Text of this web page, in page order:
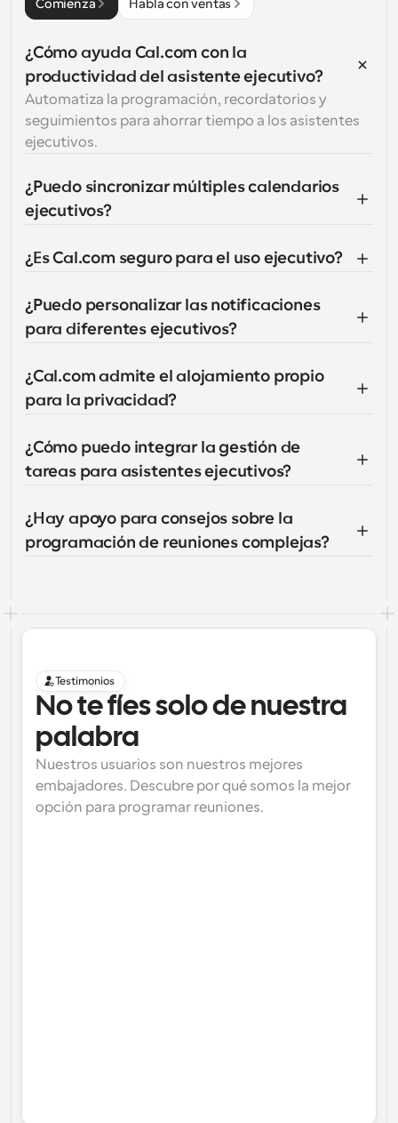
Comienza Habla con ventas
¿Cómo ayuda Cal.com con la
productividad del asistente ejecutivo?
Automatiza la programación, recordatorios y
seguimientos para ahorrar tiempo a los asistentes
ejecutivos.
¿Puedo sincronizar múltiples calendarios
ejecutivos?
¿Es Cal.com seguro para el uso ejecutivo?
¿Puedo personalizar las notificaciones
para diferentes ejecutivos?
¿Cal.com admite el alojamiento propio
para la privacidad?
¿Cómo puedo integrar la gestión de
tareas para asistentes ejecutivos?
¿Hay apoyo para consejos sobre la
programación de reuniones complejas?
Testimonios
No te fíes solo de nuestra
palabra
Nuestros usuarios son nuestros mejores
embajadores. Descubre por qué somos la mejor
opción para programar reuniones.